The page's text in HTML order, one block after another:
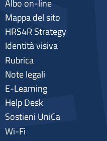
Albo on-line
Mappa del sito
HRS4R Strategy
Identità visiva
Rubrica
Note legali
E-Learning
Help Desk
Sostieni UniCa
Wi-Fi